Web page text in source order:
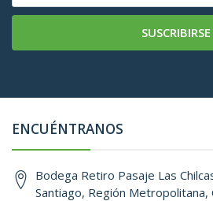
SUSCRIBIRSE
ENCUÉNTRANOS
Bodega Retiro Pasaje Las
Santiago, Región Metropolitana,